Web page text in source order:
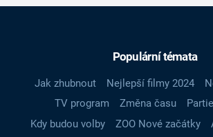
Populární témata
Jak zhubnout Nejlepší filmy 2024
TV program
Změna času Partie
Kdy budou volby
ZOO Nové začátky